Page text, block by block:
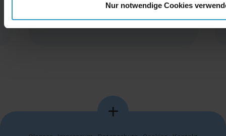
Nur notwendige Cookies